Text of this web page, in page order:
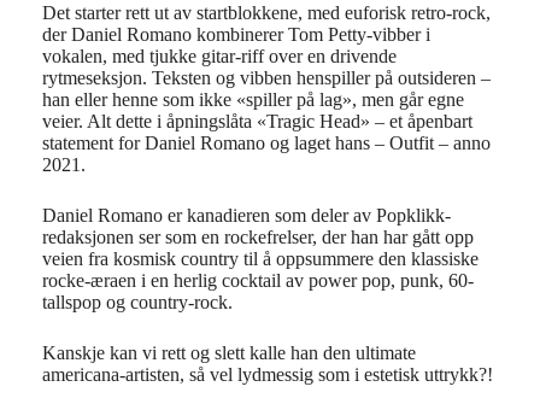
Det starterrett ut av startblokkene, med euforisk retro-rock,
der Daniel Romano kombinererTom Petty-vibberi
vokalen, med tjukke gitar-riff overen drivende
rytmeseksjon. Teksten og vibben henspiller på outsideren –
han eller henne som ikke «spiller på lag», men går egne
veier. Alt dette i åpningslåta «Tragic Head» – et åpenbart
statement for Daniel Romano og laget hans – Outfit – anno
2021 .
Daniel Romano er kanadieren som deler av Popklikk-
redaksjonen ser som en rockefrelser, der han har gått opp
veien fra kosmisk country til å oppsummere den klassiske
rocke-æraen i en herlig cocktail av powerpop, punk, 60-
tallspop og country-rock.
Kanskje kan vi rett og slett kalle han den ultimate
americana-artisten, så vel lydmessig som i estetisk uttrykk?!